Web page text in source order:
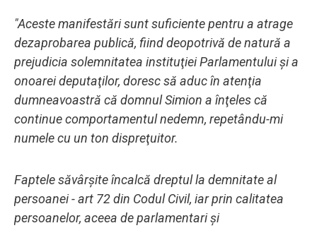
"Aceste manifestări sunt suficiente pentru a atrage
dezaprobarea publică, fiind deopotrivă de natură a
prejudicia solemnitatea instituţiei Parlamentului şi a
onoarei deputaţilor, doresc să aduc în atenţia
dumneavoastră că domnul Simion a înţeles că
continue comportamentul nedemn, repetându-mi
numele cu un ton dispreţuitor.
Faptele săvârşite încalcă dreptul la demnitate al
persoanei - art 72 din Codul Civil, iar prin calitatea
persoanelor, aceea de parlamentari şi